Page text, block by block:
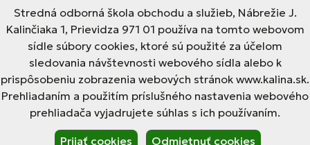
Stredná odborná škola obchodu a služieb, Nábrežie J.
Kalinčiaka 1, Prievidza 971 01 používa na tomto webovom
sídle súbory cookies, ktoré sú použité za účelom
sledovania návštevnosti webového sídla alebo k
prispôsobeniu zobrazenia webových stránok www.kalina.sk.
Prehliadaním a použitím príslušného nastavenia webového
prehliadača vyjadrujete súhlas s ich používaním.
Prijať cookies
Odmietnuť cookies